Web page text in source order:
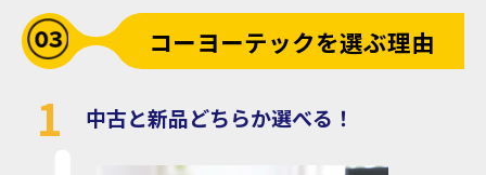
コーヨーテックを選ぶ理由
1 中古と新品どちらか選べる！